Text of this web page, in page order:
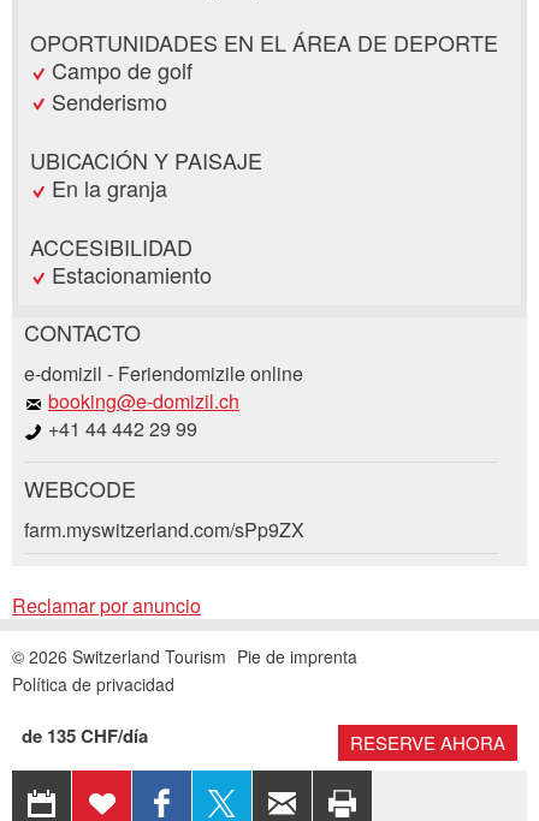
OPORTUNIDADES EN EL ÁREA DE DEPORTE
Campo de golf
Senderismo
UBICACIÓN Y PAISAJE
En la granja
ACCESIBILIDAD
Estacionamiento
Reclamar por anuncio
Su regeneración es muy apreciada!
Comentarios generales
Entrada no válida
Recomiende este anuncio a sus amigos.
* Entrada obligatoria
de 135 CHF/día RESERVE AHORA
CONTACTO
e-domizil - Feriendomizile online
booking@e-domizil.ch
+41 44 442 29 99
Solicitud de reserva
Llegada *
Open
AGOSTO 2026
27
28 29 30 31 1 2
AGOSTO
lu ma mi ju vi sá
do
WEBCODE
farm.myswitzerland.com/sPp9ZX
Reclamar por anuncio
EXPORTAR A
CALENDARIO
AÑADIR A
LA LISTA
COMPARTIR
EN
COMPARTIR
EN X
RECOMENDAR
POR CORREO
© 2026 Switzerland Tourism Pie de imprenta
Política de privacidad